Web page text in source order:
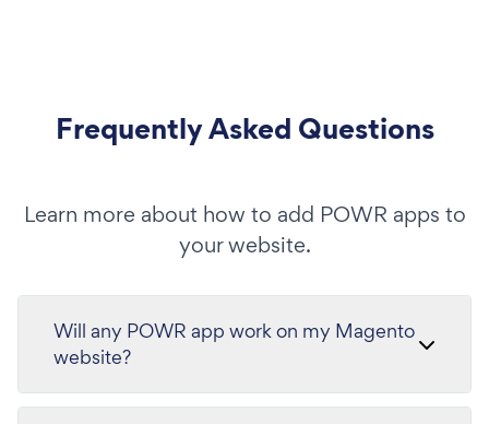
Frequently Asked Questions
Learn more about how to add POWR apps to
your website.
Will any POWR app work on my Magento
website?